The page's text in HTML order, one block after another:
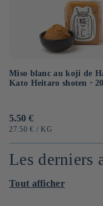
Miso blanc au koji de
Kato Heitaro shoten ⋅
Prix
habituel
5.50 €
PRIX
27.50 € / PAR
KG
Les derniers
Tout afficher